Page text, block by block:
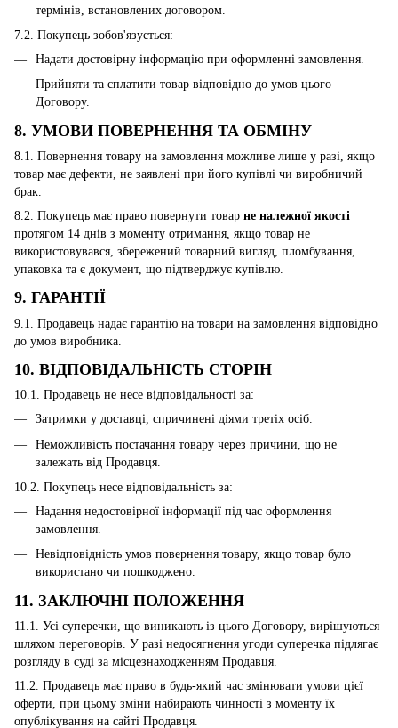
термінів, встановлених договором.
7.2. Покупець зобов'язується:
Надати достовірну інформацію при оформленні замовлення.
Прийняти та сплатити товар відповідно до умов цього
Договору.
8. УМОВИ ПОВЕРНЕННЯ ТА ОБМІНУ
8.1. Повернення товару на замовлення можливе лише у разі, якщо
товар має дефекти, не заявлені при його купівлі чи виробничий
брак.
8.2. Покупець має право повернути товар не належної якості
протягом 14 днів з моменту отримання, якщо товар не
використовувався, збережений товарний вигляд, пломбування,
упаковка та є документ, що підтверджує купівлю.
9. ГАРАНТІЇ
9.1. Продавець надає гарантію на товари на замовлення відповідно
до умов виробника.
10. ВІДПОВІДАЛЬНІСТЬ СТОРІН
10.1. Продавець не несе відповідальності за:
Затримки у доставці, спричинені діями третіх осіб.
Неможливість постачання товару через причини, що не
залежать від Продавця.
10.2. Покупець несе відповідальність за:
Надання недостовірної інформації під час оформлення
замовлення.
Невідповідність умов повернення товару, якщо товар було
використано чи пошкоджено.
11. ЗАКЛЮЧНІ ПОЛОЖЕННЯ
11.1. Усі суперечки, що виникають із цього Договору, вирішуються
шляхом переговорів. У разі недосягнення угоди суперечка підлягає
розгляду в суді за місцезнаходженням Продавця.
11.2. Продавець має право в будь-який час змінювати умови цієї
оферти, при цьому зміни набирають чинності з моменту їх
опублікування на сайті Продавця.